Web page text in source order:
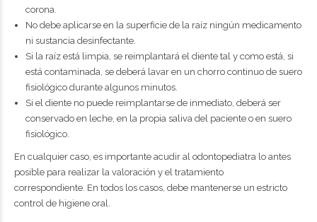
corona.
No debe aplicarse en la superficie de la raíz ningún medicamento
ni sustancia desinfectante.
Si la raíz está limpia, se reimplantará el diente tal y como está, si
está contaminada, se deberá lavar en un chorro continuo de suero
fisiológico durante algunos minutos.
Si el diente no puede reimplantarse de inmediato, deberá ser
conservado en leche, en la propia saliva del paciente o en suero
fisiológico.
En cualquier caso, es importante acudir al odontopediatra lo antes
posible para realizar la valoración y el tratamiento
correspondiente. En todos los casos, debe mantenerse un estricto
control de higiene oral.